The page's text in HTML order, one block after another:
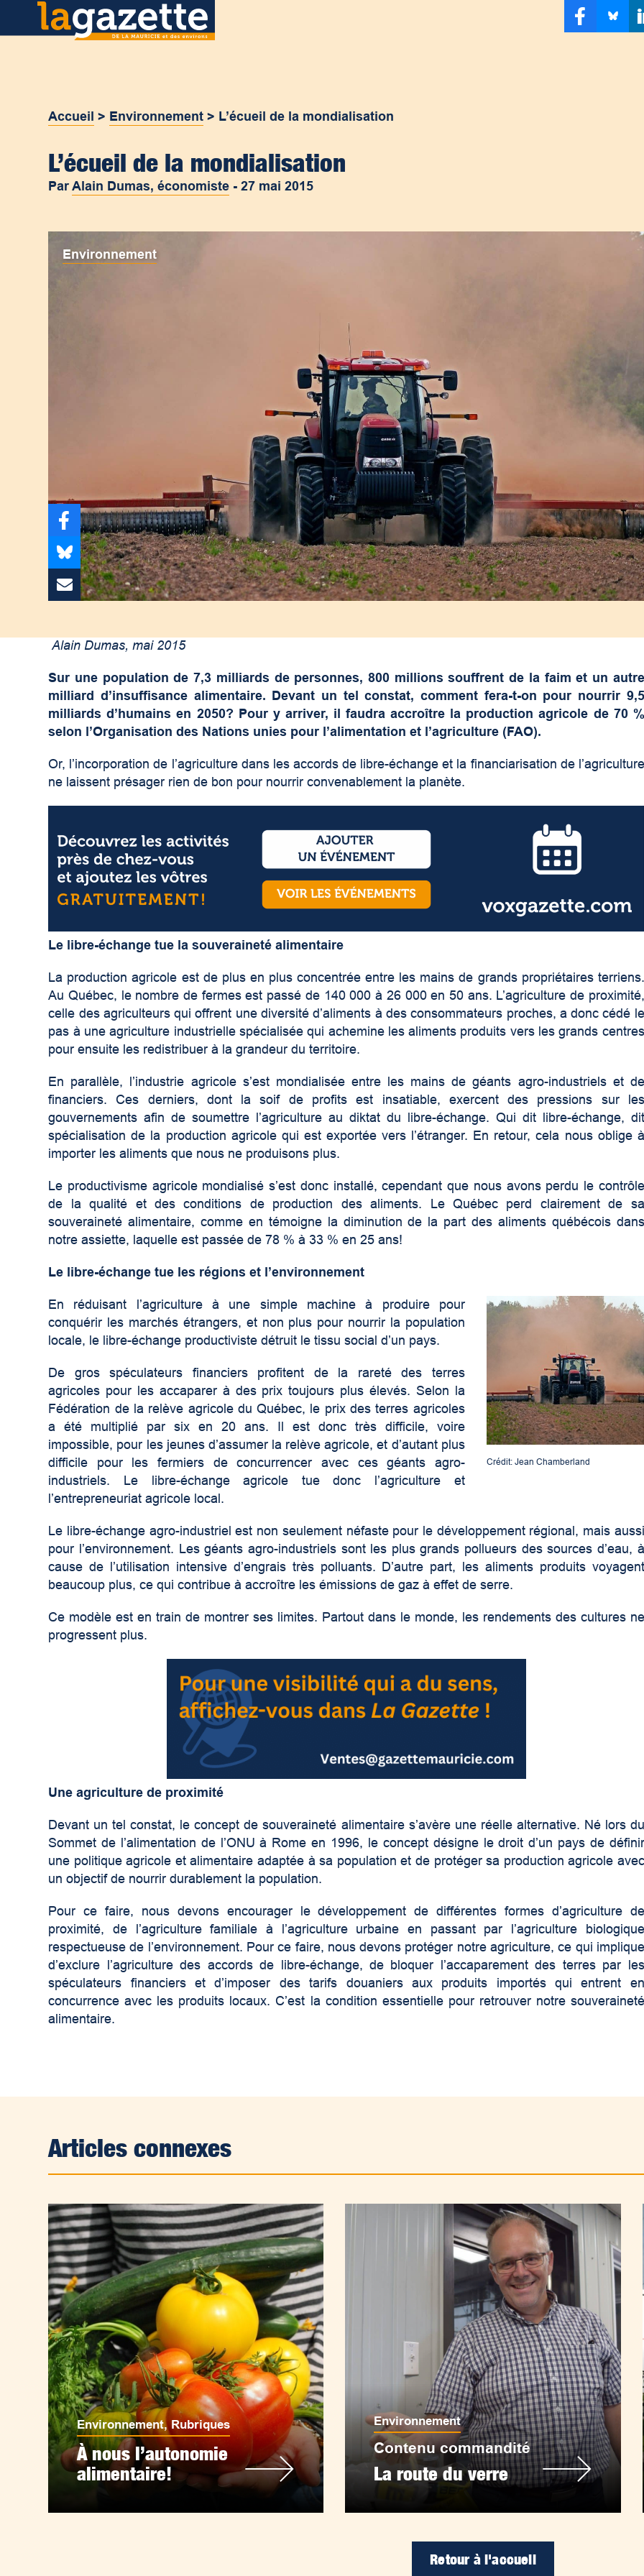
Accueil > Environnement > L’écueil de la mondialisation
L’écueil de la mondialisation
ParAlain Dumas, économiste -27 mai 2015
Environnement
Alain Dumas, mai 2015
Sur une population de 7,3 milliards de personnes, 800 millions souffrent de la faim et un autre
milliard d’insuffisance alimentaire. Devant un tel constat,comment fera-t-on pour nourrir 9,5
milliards d’humains en 2050? Pour y arriver, il faudra accroître la production agricole de 70 %
selon l’Organisation des Nations unies pour l’alimentation et l’agriculture (FAO).
Or, l’incorporation de l’agriculture dans les accords de libre-échange et la financiarisation de l’agriculture
ne laissent présager rien de bon pour nourrir convenablement la planète.
Le libre-échange tue la souveraineté alimentaire
La production agricole est de plus en plus concentrée entre les mains de grands propriétaires terriens.
Au Québec, le nombre de fermes est passé de 140 000 à 26 000 en 50 ans. L’agriculture de proximité,
celle des agriculteurs qui offrent une diversité d’aliments à des consommateurs proches, a donc cédé le
pas à une agriculture industrielle spécialisée qui achemine les aliments produits vers les grands centres
pour ensuite les redistribuer à la grandeur du territoire.
En parallèle, l’industrie agricole s’est mondialisée entre les mains de géants agro-industriels et de
financiers. Ces derniers, dont la soif de profits est insatiable, exercent des pressions sur les
gouvernements afin de soumettre l’agriculture au diktat du libre-échange. Qui dit libre-échange, dit
spécialisation de la production agricole qui est exportée vers l’étranger. En retour, cela nous oblige à
importer les aliments que nous ne produisons plus.
Le productivisme agricole mondialisé s’est donc installé, cependant que nous avons perdu le contrôle
de la qualité et des conditions de production des aliments. Le Québec perd clairement de sa
souveraineté alimentaire, comme en témoigne la diminution de la part des aliments québécois dans
notre assiette, laquelle est passée de 78 % à 33 % en 25 ans!
Le libre-échange tue les régions et l’environnement
Crédit: Jean Chamberland
En réduisant l’agriculture à une simple machine à produire pour
conquérir les marchés étrangers, et non plus pour nourrir la population
locale, le libre-échange productiviste détruit le tissu social d’un pays.
De gros spéculateurs financiers profitent de la rareté des terres
agricoles pour les accaparer à des prix toujours plus élevés. Selon la
Fédération de la relève agricole du Québec, le prix des terres agricoles
a été multiplié par six en 20 ans. Il est donc très difficile, voire
impossible, pour les jeunes d’assumer la relève agricole, et d’autant plus
difficile pour les fermiers de concurrencer avec ces géants agro-
industriels. Le libre-échange agricole tue donc l’agriculture et
l’entrepreneuriat agricole local.
Le libre-échange agro-industriel est non seulement néfaste pour le développement régional, mais aussi
pour l’environnement. Les géants agro-industriels sont les plus grands pollueurs des sources d’eau, à
cause de l’utilisation intensive d’engrais très polluants. D’autre part, les aliments produits voyagent
beaucoup plus, ce qui contribue à accroître les émissions de gaz à effet de serre.
Ce modèle est en train de montrer ses limites. Partout dans le monde, les rendements des cultures ne
progressent plus.
Une agriculture de proximité
Devant un tel constat, le concept de souveraineté alimentaire s’avère une réelle alternative. Né lors du
Sommet de l’alimentation de l’ONU à Rome en 1996, le concept désigne le droit d’un pays de définir
une politique agricole et alimentaire adaptée à sa population et de protéger sa production agricole avec
un objectif de nourrir durablement la population.
Pour ce faire, nous devons encourager le développement de différentes formes d’agriculture de
proximité, de l’agriculture familiale à l’agriculture urbaine en passant par l’agriculture biologique
respectueuse de l’environnement. Pour ce faire, nous devons protéger notre agriculture, ce qui implique
d’exclure l’agriculture des accords de libre-échange, de bloquer l’accaparement des terres par les
spéculateurs financiers et d’imposer des tarifs douaniers aux produits importés qui entrent en
concurrence avec les produits locaux. C’est la condition essentielle pour retrouver notre souveraineté
alimentaire.
Articles connexes
Environnement,Rubriques
À nous l’autonomie
alimentaire!
Environnement
Contenu commandité
La route du verre
Retour à l'accueil